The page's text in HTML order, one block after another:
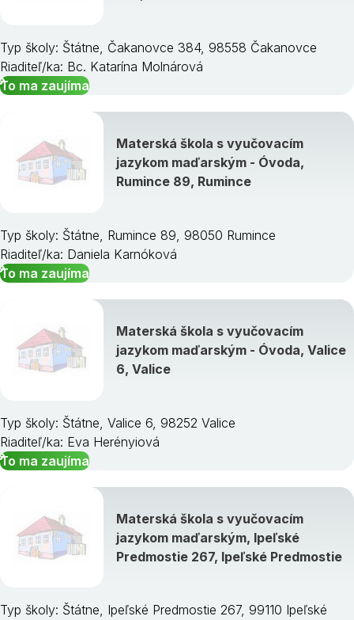
Typ školy: Štátne, Čakanovce 384, 98558 Čakanovce
Riaditeľ/ka: Bc. Katarína Molnárová
To ma zaujíma
Materská škola s vyučovacím
jazykom maďarským - Óvoda,
Rumince 89, Rumince
Typ školy: Štátne, Rumince 89, 98050 Rumince
Riaditeľ/ka: Daniela Karnóková
To ma zaujíma
Materská škola s vyučovacím
jazykom maďarským - Óvoda, Valice
6, Valice
Typ školy: Štátne, Valice 6, 98252 Valice
Riaditeľ/ka: Eva Herényiová
To ma zaujíma
Materská škola s vyučovacím
jazykom maďarským, Ipeľské
Predmostie 267, Ipeľské Predmostie
Typ školy: Štátne, Ipeľské Predmostie 267, 99110 Ipeľské